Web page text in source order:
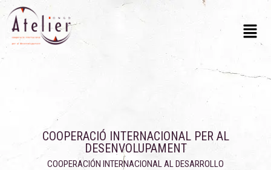
COOPERACIÓ INTERNACIONAL PER AL
DESENVOLUPAMENT
COOPERACIÓN INTERNACIONAL AL DESARROLLO